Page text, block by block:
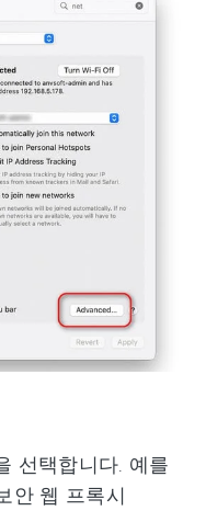
선택합니다. 예를
안 웹 프록시